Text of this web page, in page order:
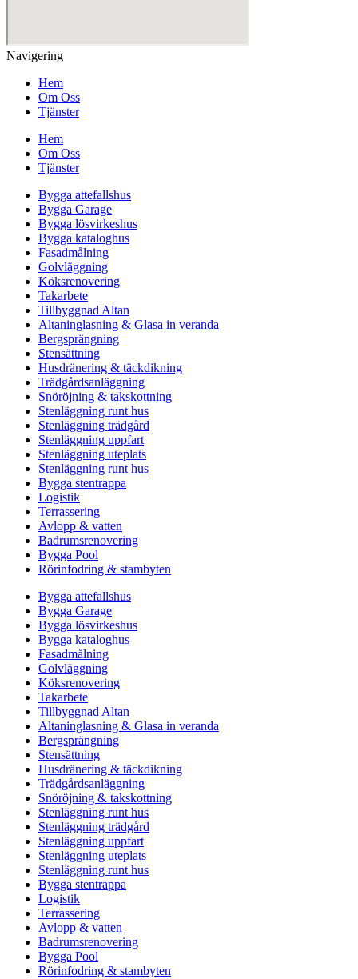
Navigering
Hem
Om Oss
Tjänster
Hem
Om Oss
Tjänster
Bygga attefallshus
Bygga Garage
Bygga lösvirkeshus
Bygga kataloghus
Fasadmålning
Golvläggning
Köksrenovering
Takarbete
Tillbyggnad Altan
Altaninglasning & Glasa in veranda
Bergsprängning
Stensättning
Husdränering & täckdikning
Trädgårdsanläggning
Snöröjning & takskottning
Stenläggning runt hus
Stenläggning trädgård
Stenläggning uppfart
Stenläggning uteplats
Stenläggning runt hus
Bygga stentrappa
Logistik
Terrassering
Avlopp & vatten
Badrumsrenovering
Bygga Pool
Rörinfodring & stambyten
Bygga attefallshus
Bygga Garage
Bygga lösvirkeshus
Bygga kataloghus
Fasadmålning
Golvläggning
Köksrenovering
Takarbete
Tillbyggnad Altan
Altaninglasning & Glasa in veranda
Bergsprängning
Stensättning
Husdränering & täckdikning
Trädgårdsanläggning
Snöröjning & takskottning
Stenläggning runt hus
Stenläggning trädgård
Stenläggning uppfart
Stenläggning uteplats
Stenläggning runt hus
Bygga stentrappa
Logistik
Terrassering
Avlopp & vatten
Badrumsrenovering
Bygga Pool
Rörinfodring & stambyten